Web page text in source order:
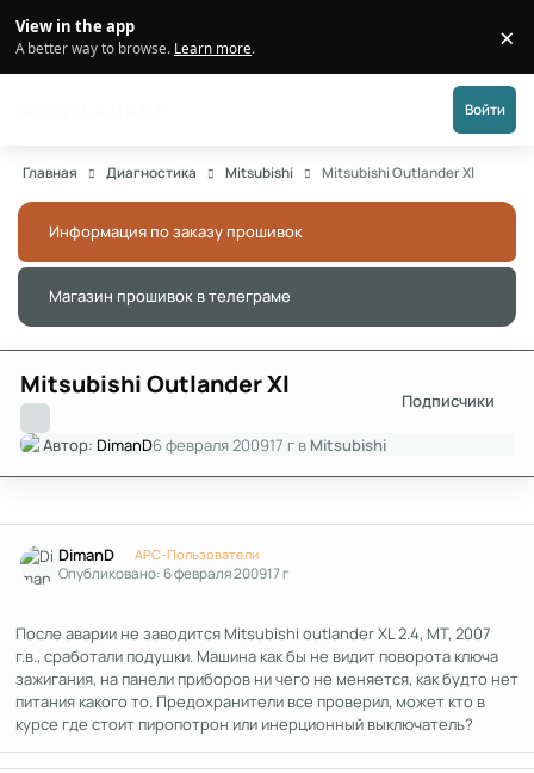
View in the app
A better way to browse. Learn more. ×
Войти
Главная Диагностика Mitsubishi Mitsubishi Outlander Xl
Информация по заказу прошивок
Магазин прошивок в телеграме
Mitsubishi Outlander Xl
Подписчики
Автор: DimanD6 февраля 200917 г в Mitsubishi
DimanD APC-Пользователи
Опубликовано:6 февраля 200917 г
После аварии не заводится Mitsubishi outlander XL 2.4, МТ, 2007
г.в., сработали подушки. Машина как бы не видит поворота ключа
зажигания, на панели приборов ни чего не меняется, как будто нет
питания какого то. Предохранители все проверил, может кто в
курсе где стоит пиропотрон или инерционный выключатель?